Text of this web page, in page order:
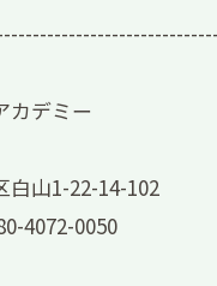
カデミー
白山1-22-14-102
4072-0050